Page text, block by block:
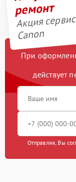
ремонт
Акция
Canon
При
действует
Отправляя, Вы